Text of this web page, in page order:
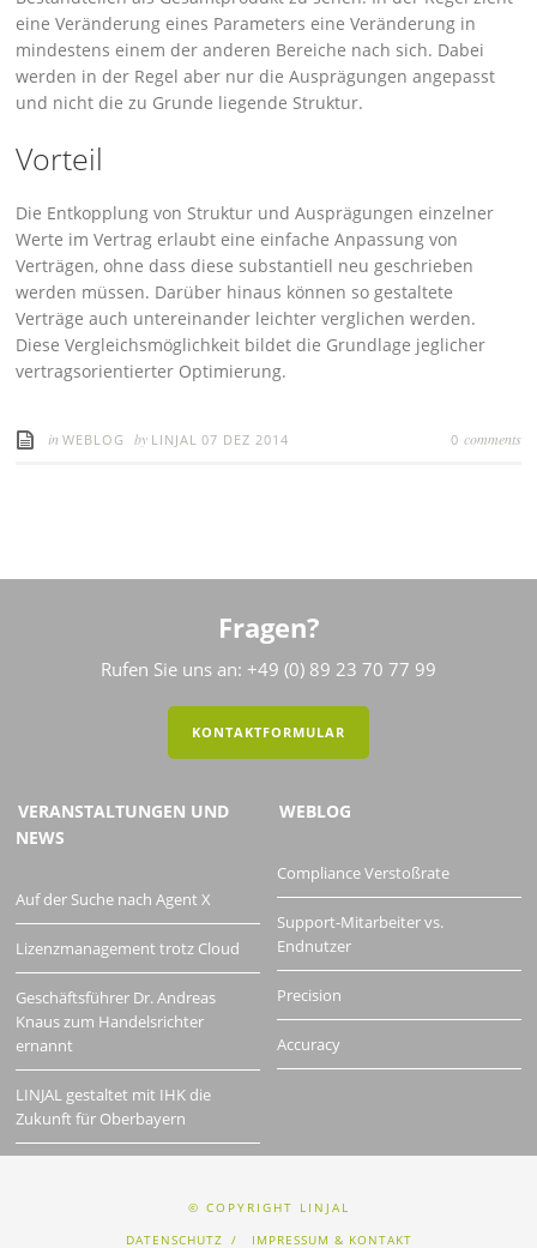
eine Veränderung eines Parameters eine Veränderung in
mindestens einem der anderen Bereiche nach sich. Dabei
werden in der Regel aber nur die Ausprägungen angepasst
und nicht die zu Grunde liegende Struktur.
Vorteil
Die Entkopplung von Struktur und Ausprägungen einzelner
Werte im Vertrag erlaubt eine einfache Anpassung von
Verträgen, ohne dass diese substantiell neu geschrieben
werden müssen. Darüber hinaus können so gestaltete
Verträge auch untereinander leichter verglichen werden.
Diese Vergleichsmöglichkeit bildet die Grundlage jeglicher
vertragsorientierter Optimierung.
inWEBLOG by LINJAL 07 DEZ 2014 0 comments
Fragen?
Rufen Sie uns an: +49 (0) 89 23 70 77 99
KONTAKTFORMULAR
VERANSTALTUNGEN UND
NEWS
Auf der Suche nach Agent X
Lizenzmanagement trotz Cloud
Geschäftsführer Dr. Andreas
Knaus zum Handelsrichter
ernannt
LINJAL gestaltet mit IHK die
Zukunft für Oberbayern
WEBLOG
Compliance Verstoßrate
Support-Mitarbeiter vs.
Endnutzer
Precision
Accuracy
© COPYRIGHT LINJAL
DATENSCHUTZ
IMPRESSUM & KONTAKT